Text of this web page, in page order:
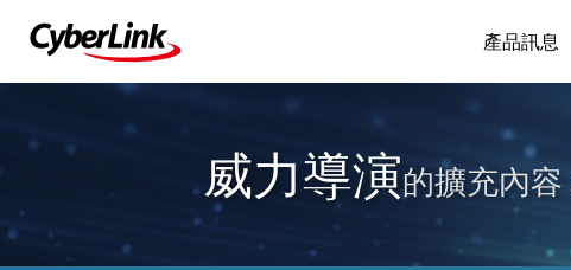
產品訊息
威力導演的擴充內